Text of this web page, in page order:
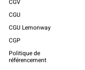
CGV
CGU
CGU Lemonway
CGP
Politique de
référencement